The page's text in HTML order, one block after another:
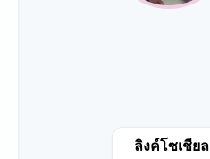
ลิงค์โซเชียล